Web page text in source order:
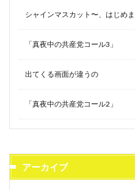
シャインマスカット〜、はじめ
「真夜中の共産党コール3」
出てくる画面が違うの
「真夜中の共産党コール2」
アーカイブ